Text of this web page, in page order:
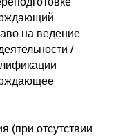
на ведение
/
(при отсутствии